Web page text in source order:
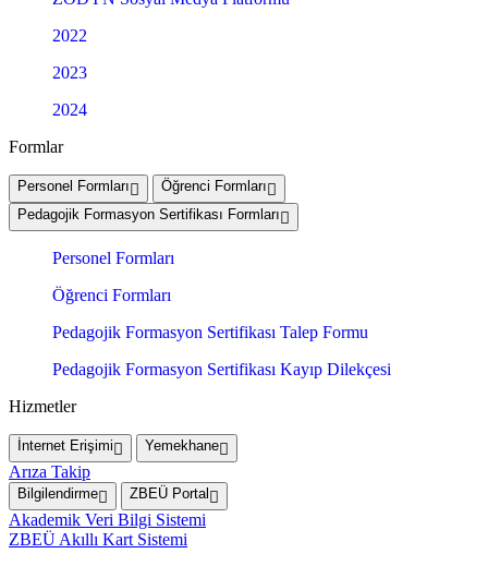
2022
2023
2024
Formlar
Personel Formları
Öğrenci Formları
Pedagojik Formasyon Sertifikası Formları
Personel Formları
Öğrenci Formları
Pedagojik Formasyon Sertifikası Talep Formu
Pedagojik Formasyon Sertifikası Kayıp Dilekçesi
Hizmetler
İnternet Erişimi Yemekhane
Arıza Takip
Bilgilendirme ZBEÜ Portal
Akademik Veri Bilgi Sistemi
ZBEÜ Akıllı Kart Sistemi